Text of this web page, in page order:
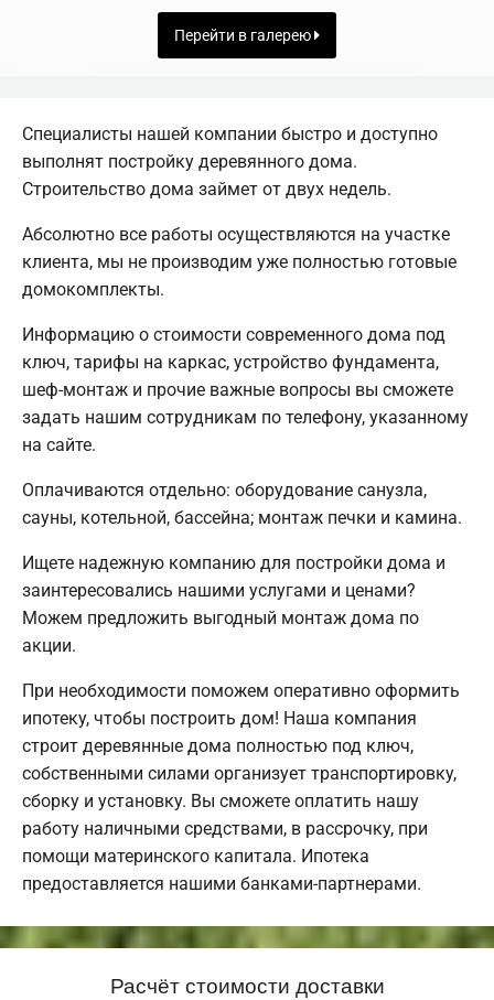
Перейти в галерею
Специалисты нашей компании быстро и доступно
выполнят постройку деревянного дома.
Строительство дома займет от двух недель.
Абсолютно все работы осуществляются на участке
клиента, мы не производим уже полностью готовые
домокомплекты.
Информацию о стоимости современного дома под
ключ, тарифы на каркас, устройство фундамента,
шеф-монтаж и прочие важные вопросы вы сможете
задать нашим сотрудникам по телефону, указанному
на сайте.
Оплачиваются отдельно: оборудование санузла,
сауны, котельной, бассейна; монтаж печки и камина.
Ищете надежную компанию для постройки дома и
заинтересовались нашими услугами и ценами?
Можем предложить выгодный монтаж дома по
акции.
При необходимости поможем оперативно оформить
ипотеку, чтобы построить дом! Наша компания
строит деревянные дома полностью под ключ,
собственными силами организует транспортировку,
сборку и установку. Вы сможете оплатить нашу
работу наличными средствами, в рассрочку, при
помощи материнского капитала. Ипотека
предоставляется нашими банками-партнерами.
Расчёт стоимости доставки